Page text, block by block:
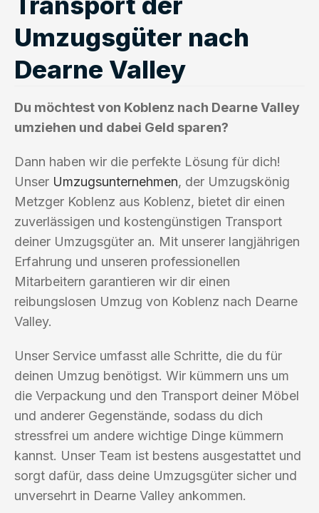
Umzugsgüter nach
Dearne Valley
Du möchtest von Koblenz nach Dearne Valley
umziehen und dabei Geld sparen?
Dann haben wir die perfekte Lösung für dich!
Unser Umzugsunternehmen, der Umzugskönig
Metzger Koblenz aus Koblenz, bietet dir einen
zuverlässigen und kostengünstigen Transport
deiner Umzugsgüter an. Mit unserer langjährigen
Erfahrung und unseren professionellen
Mitarbeitern garantieren wir dir einen
reibungslosen Umzug von Koblenz nach Dearne
Valley.
Unser Service umfasst alle Schritte, die du für
deinen Umzug benötigst. Wir kümmern uns um
die Verpackung und den Transport deiner Möbel
und anderer Gegenstände, sodass du dich
stressfrei um andere wichtige Dinge kümmern
kannst. Unser Team ist bestens ausgestattet und
sorgt dafür, dass deine Umzugsgüter sicher und
unversehrt in Dearne Valley ankommen.